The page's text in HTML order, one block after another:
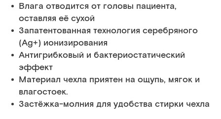
Влага отводится от головы пациента,
оставляя её сухой
Запатентованная технология серебряного
(Ag+) ионизирования
Антигрибковый и бактериостатический
эффект
Материал чехла приятен на ощупь, мягок и
влагостоек.
Застёжка-молния для удобства стирки чехла